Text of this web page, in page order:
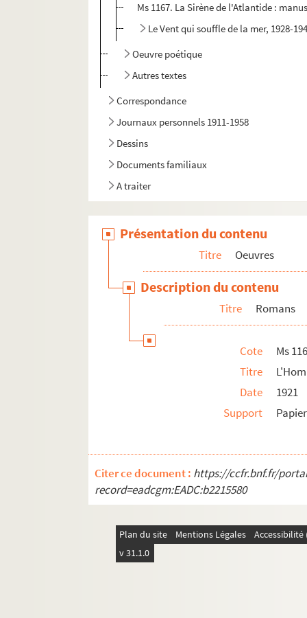
Ms 1167. La Sirène de l'Atlantide :
Le Vent qui souffle de la mer, 1928-
Oeuvre poétique
Autres textes
Correspondance
Journaux personnels 1911-1958
Dessins
Documents familiaux
A traiter
Présentation du contenu
Titre Oeuvres
Description du contenu
Titre Romans
Cote
Ms
Titre
Date
1921
Support
Papier
Citer ce document : https://ccfr.bnf.fr/
record=eadcgm:EADC:b2215580
Plan du site Mentions Légales
v 31.1.0